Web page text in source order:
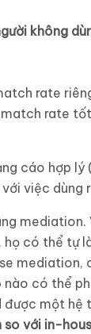
không
rate
rate
cáo hợp
việc dùng
mediation.
có thể tự
mediation,
có thể
một hệ
với in-